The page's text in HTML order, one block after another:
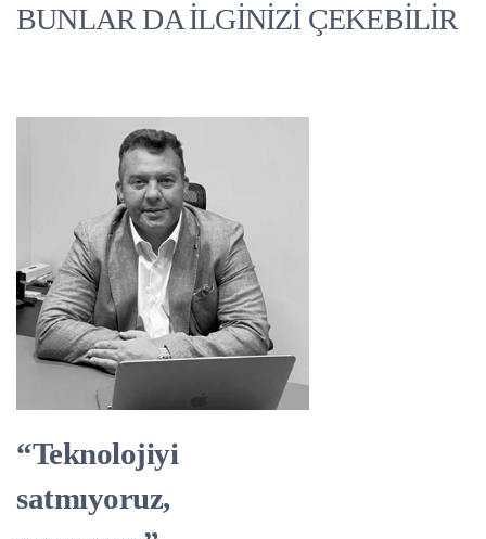
BUNLAR DA İLGİNİZİ ÇEKEBİLİR
“Teknolojiyi
satmıyoruz,